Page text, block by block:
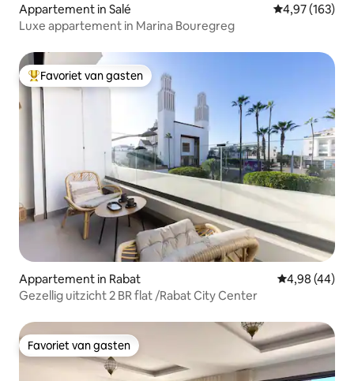
Appartement in Salé Gemiddelde
4,97 (163)
Luxe appartement in Marina Bouregreg
Topfavoriet van gasten
Favoriet van gasten
Appartement in Rabat Gemiddelde
4,98 (44)
Gezellig uitzicht 2 BR flat /Rabat City Center
Favoriet van gasten
Favoriet van gasten